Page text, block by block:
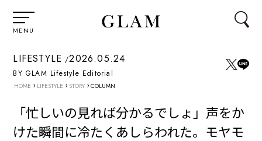
MENU
LIFESTYLE 2026.05.24
BY GLAM Lifestyle Editorial
HOME › LIFESTYLE › STORY › COLUMN
「忙しいの見れば分かるでしょ」声をか
けた瞬間に冷たくあしらわれた。モヤモ